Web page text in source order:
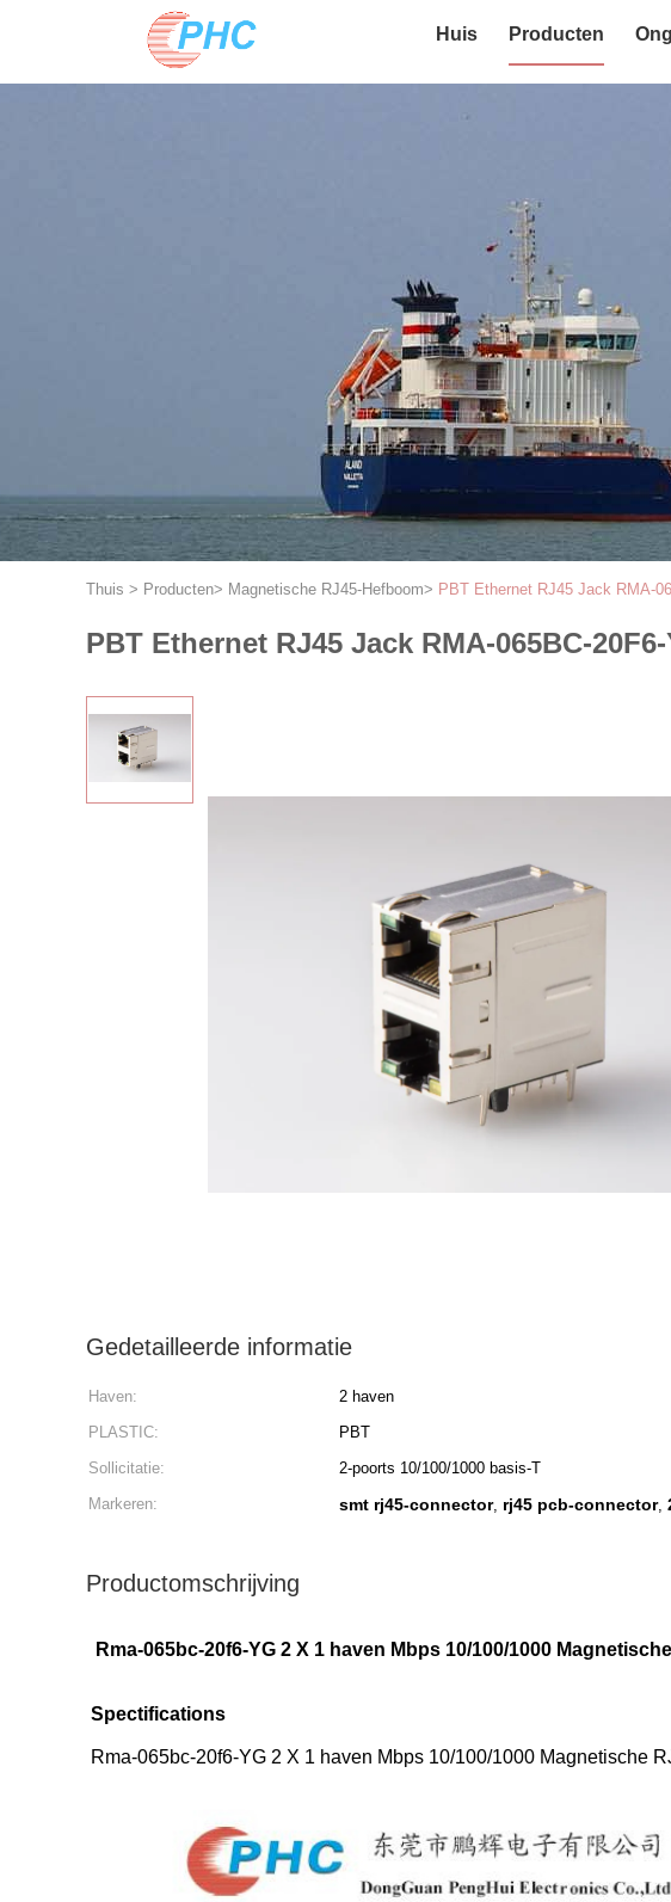
Huis Producten
Thuis > Producten> Magnetische RJ45-Hefboom> PBT Ethernet RJ45 Jack RMA-
PBT Ethernet RJ45 Jack RMA-065BC-
Gedetailleerde informatie
Haven: 2 haven
PLASTIC:
PBT
Sollicitatie:
2-poorts 10/100/1000 basis-T
Markeren:
smt rj45-connector, rj45 pcb-connector,
Productomschrijving
Rma-065bc-20f6-YG 2 X 1 haven Mbps 10/100/1000
Spectifications
Rma-065bc-20f6-YG 2 X 1 haven Mbps 10/100/1000 Magnetische